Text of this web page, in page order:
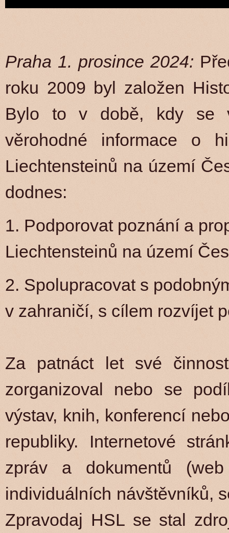
Praha 1. prosince 2024:
roku 2009 byl založen
Bylo to v době, kdy se
věrohodné informace o
Liechtensteinů na území
dodnes:
1. Podporovat poznání a
Liechtensteinů na území
2. Spolupracovat s
v zahraničí, s cílem rozvíjet
Za patnáct let své
zorganizoval nebo se
výstav, knih, konferencí
republiky. Internetové
zpráv a dokumentů
individuálních návštěvníků,
Zpravodaj HSL se stal